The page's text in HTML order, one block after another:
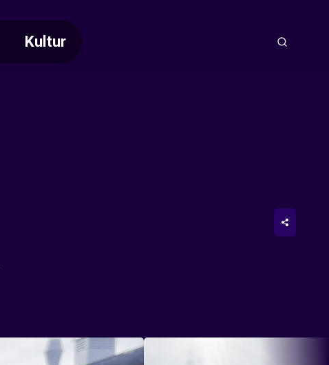
Kultur